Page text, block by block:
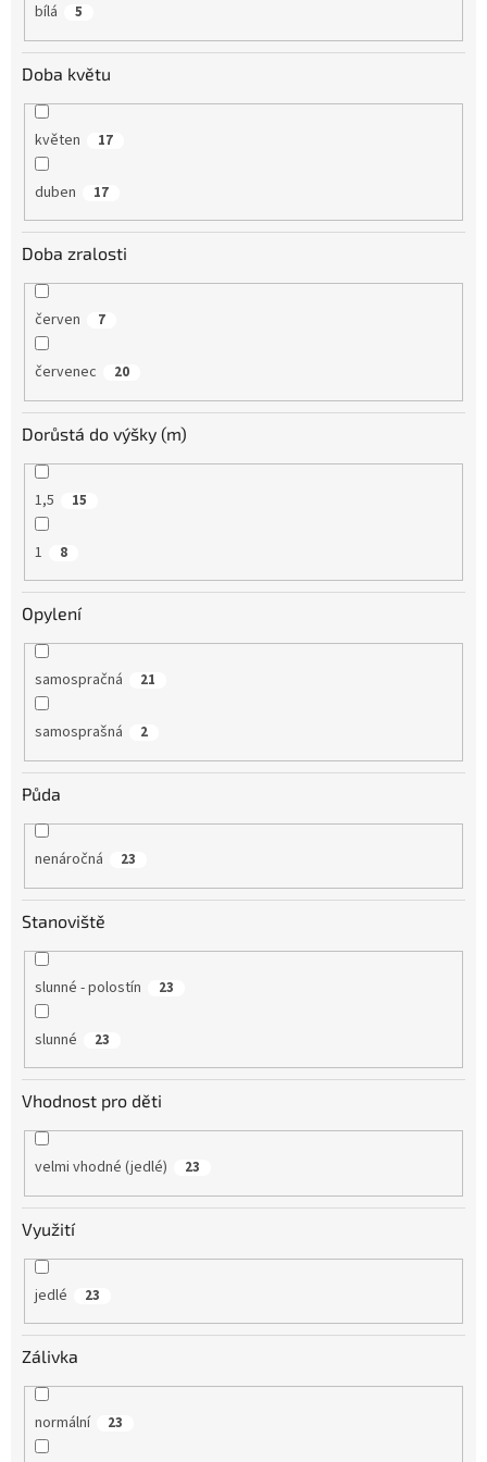
bílá 5
Doba květu
květen 17
duben 17
Doba zralosti
červen 7
červenec 20
Dorůstá do výšky (m)
1,5 15
1 8
Opylení
samospračná 21
samosprašná 2
Půda
nenáročná 23
Stanoviště
slunné - polostín 23
slunné 23
Vhodnost pro děti
velmi vhodné (jedlé) 23
Využití
jedlé 23
Zálivka
normální 23